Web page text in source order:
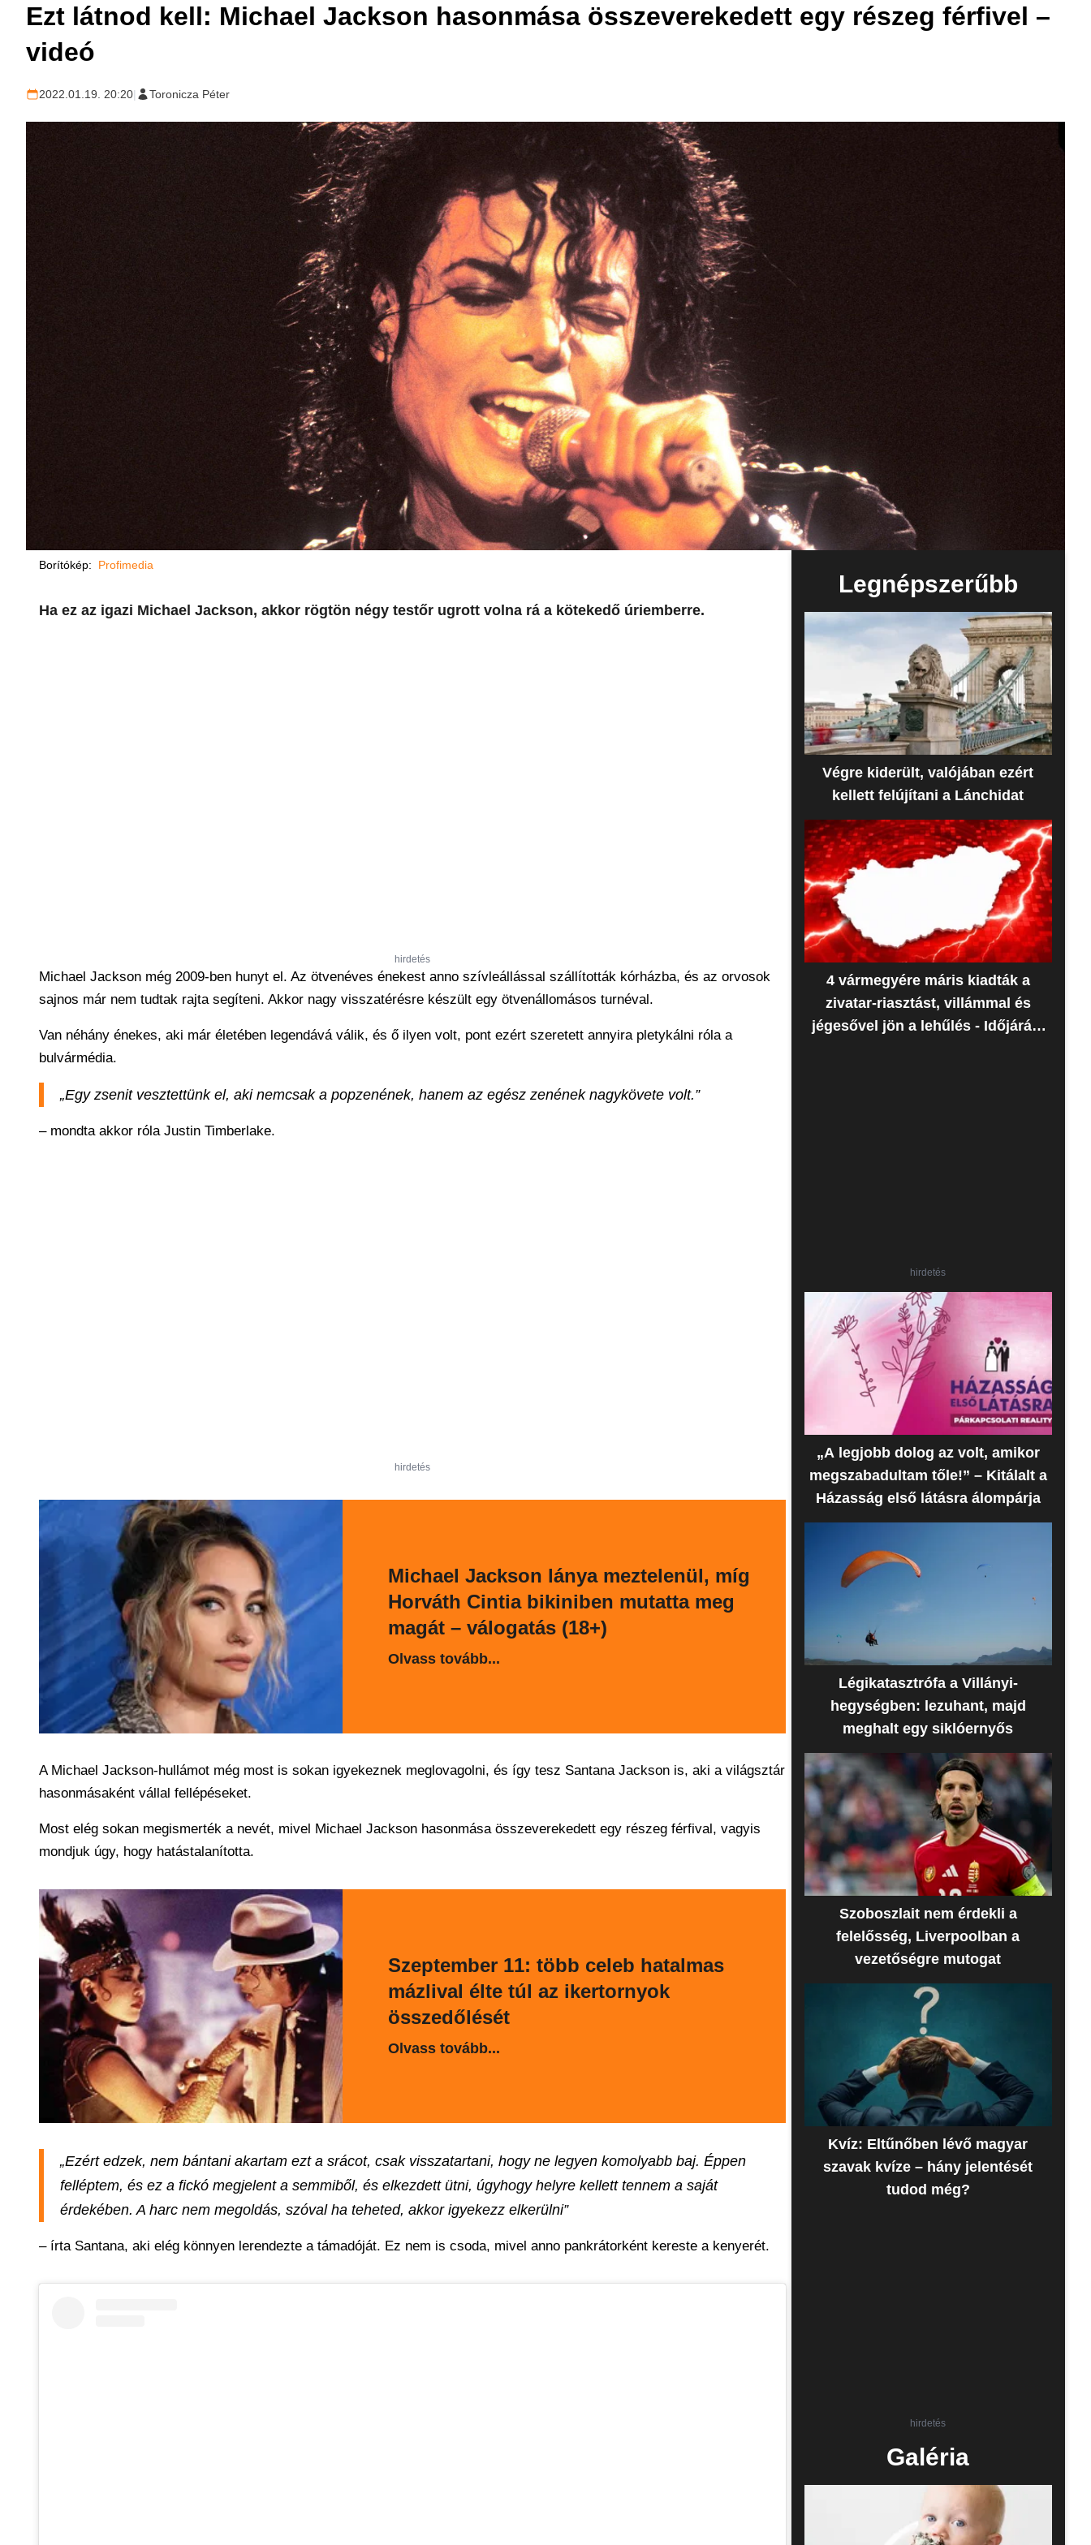
Ezt látnod kell: Michael Jackson hasonmása összeverekedett egy részeg férfivel –
videó
2022.01.19. 20:20| Toronicza Péter
Borítókép: Profimedia
Ha ez az igazi Michael Jackson, akkor rögtön négy testőr ugrott volna rá a kötekedő úriemberre.
hirdetés
Michael Jackson még 2009-ben hunyt el. Az ötvenéves énekest anno szívleállással szállították kórházba, és az orvosok
sajnos már nem tudtak rajta segíteni. Akkor nagy visszatérésre készült egy ötvenállomásos turnéval.
Van néhány énekes, aki már életében legendává válik, és ő ilyen volt, pont ezért szeretett annyira pletykálni róla a
bulvármédia.
„Egy zsenit vesztettünk el, aki nemcsak a popzenének, hanem az egész zenének nagykövete volt.”
– mondta akkor róla Justin Timberlake.
hirdetés
Michael Jackson lánya meztelenül, míg
Horváth Cintia bikiniben mutatta meg
magát – válogatás (18+)
Olvass tovább...
A Michael Jackson-hullámot még most is sokan igyekeznek meglovagolni, és így tesz Santana Jackson is, aki a világsztár
hasonmásaként vállal fellépéseket.
Most elég sokan megismerték a nevét, mivel Michael Jackson hasonmása összeverekedett egy részeg férfival, vagyis
mondjuk úgy, hogy hatástalanította.
Szeptember 11: több celeb hatalmas
mázlival élte túl az ikertornyok
összedőlését
Olvass tovább...
„Ezért edzek, nem bántani akartam ezt a srácot, csak visszatartani, hogy ne legyen komolyabb baj. Éppen
felléptem, és ez a fickó megjelent a semmiből, és elkezdett ütni, úgyhogy helyre kellett tennem a saját
érdekében. A harc nem megoldás, szóval ha teheted, akkor igyekezz elkerülni”
– írta Santana, aki elég könnyen lerendezte a támadóját. Ez nem is csoda, mivel anno pankrátorként kereste a kenyerét.
Legnépszerűbb
Végre kiderült, valójában ezért
kellett felújítani a Lánchidat
4 vármegyére máris kiadták a
zivatar-riasztást, villámmal és
jégesővel jön a lehűlés - Időjárás-
hirdetés
„A legjobb dolog az volt, amikor
megszabadultam tőle!” – Kitálalt a
Házasság első látásra álompárja
Légikatasztrófa a Villányi-
hegységben: lezuhant, majd
meghalt egy siklóernyős
Szoboszlait nem érdekli a
felelősség, Liverpoolban a
vezetőségre mutogat
Kvíz: Eltűnőben lévő magyar
szavak kvíze – hány jelentését
tudod még?
hirdetés
Galéria